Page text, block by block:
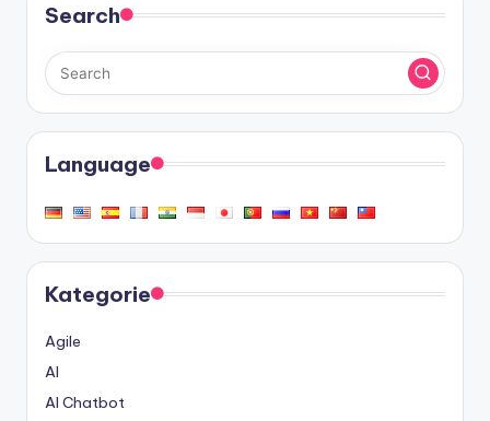
Search
Language
Kategorie
Agile
AI
AI Chatbot